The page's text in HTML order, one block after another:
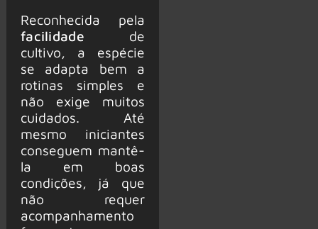
Reconhecida pela
facilidade de
cultivo, a espécie
se adapta bem a
rotinas simples e
não exige muitos
cuidados. Até
mesmo iniciantes
conseguem mantê-
la em boas
condições, já que
não requer
acompanhamento